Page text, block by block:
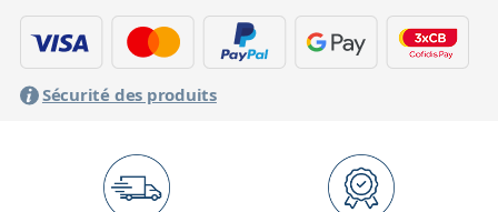
Sécurité des produits